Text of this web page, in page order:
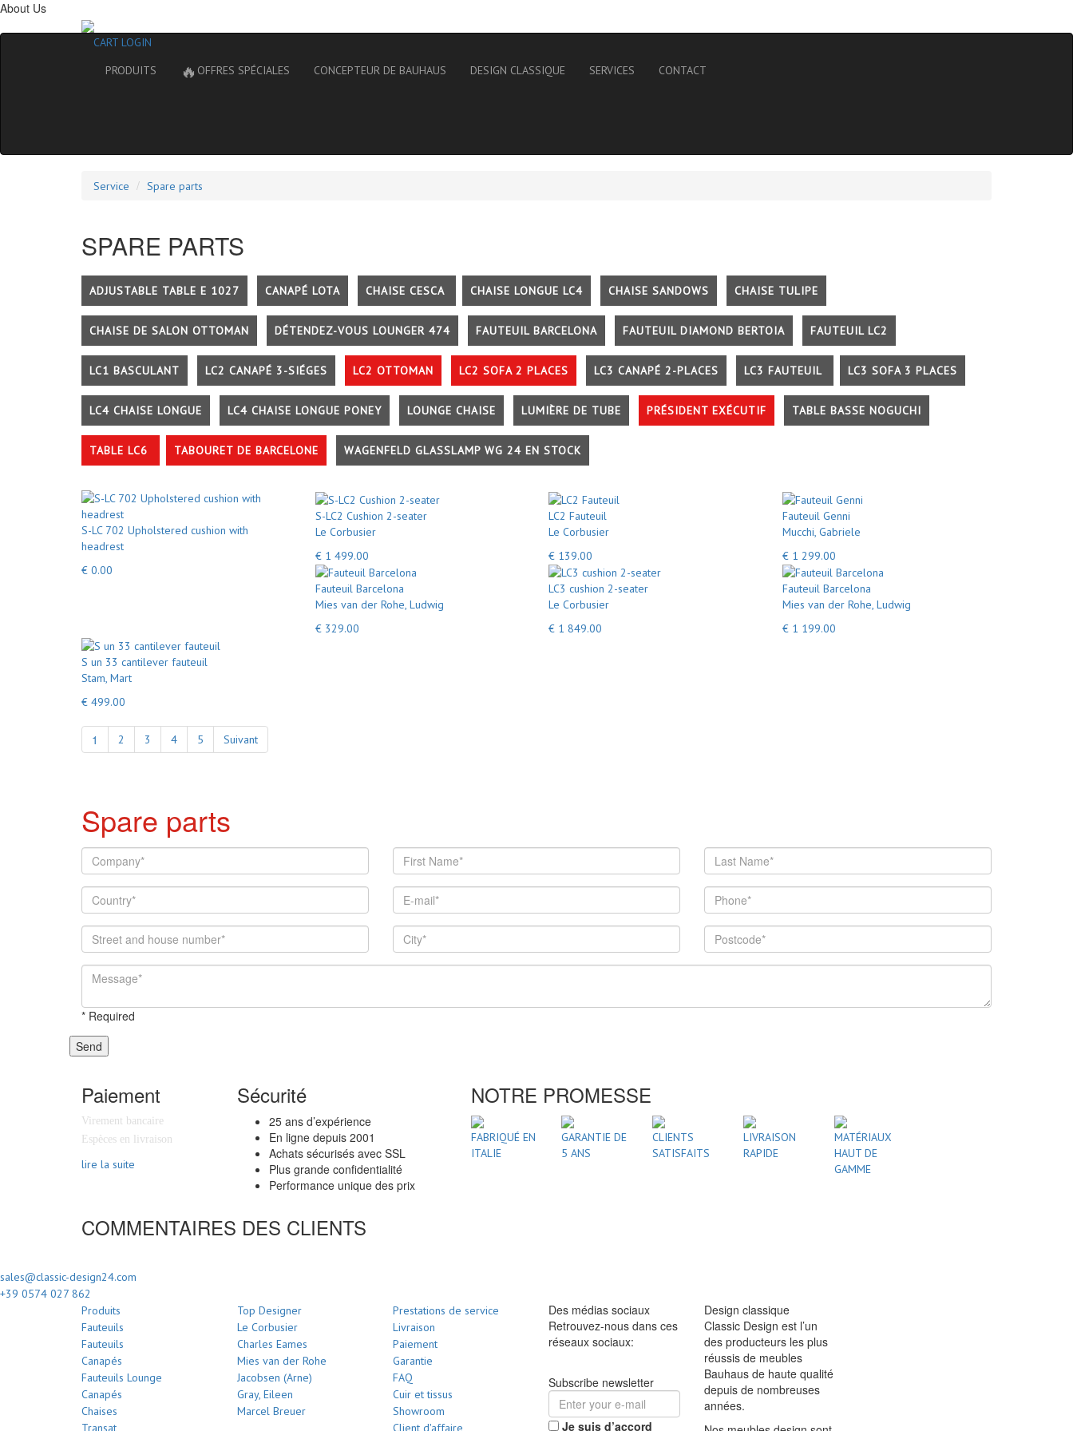
About Us
CART LOGIN
PRODUITS
🔥 OFFRES SPÉCIALES CONCEPTEUR DE BAUHAUS DESIGN CLASSIQUE SERVICES CONTACT
Service Spare parts
SPARE PARTS
ADJUSTABLE TABLE E 1027 CANAPÉ LOTA CHAISE CESCA CHAISE LONGUE LC4 CHAISE SANDOWS CHAISE TULIPE
CHAISE DE SALON OTTOMAN DÉTENDEZ-VOUS LOUNGER 474 FAUTEUIL BARCELONA FAUTEUIL DIAMOND BERTOIA FAUTEUIL LC2
LC1 BASCULANT LC2 CANAPÉ 3-SIÉGES LC2 OTTOMAN LC2 SOFA 2 PLACES LC3 CANAPÉ 2-PLACES LC3 FAUTEUIL LC3 SOFA 3 PLACES
LC4 CHAISE LONGUE LC4 CHAISE LONGUE PONEY LOUNGE CHAISE LUMIÈRE DE TUBE PRÉSIDENT EXÉCUTIF TABLE BASSE NOGUCHI
TABLE LC6 TABOURET DE BARCELONE WAGENFELD GLASSLAMP WG 24 EN STOCK
S-LC 702 Upholstered cushion with
headrest
€ 0.00
S-LC2 Cushion 2-seater
Le Corbusier
€ 1 499.00
LC2 Fauteuil
Le Corbusier
€ 139.00
Fauteuil Genni
Mucchi, Gabriele
€ 1 299.00
Fauteuil Barcelona
Mies van der Rohe, Ludwig
€ 329.00
LC3 cushion 2-seater
Le Corbusier
€ 1 849.00
Fauteuil Barcelona
Mies van der Rohe, Ludwig
€ 1 199.00
S un 33 cantilever fauteuil
Stam, Mart
€ 499.00
1 2 3 4 5 Suivant
Spare parts
* Required
Send
Paiement
Virement bancaire
Espèces en livraison
lire la suite
Sécurité
25 ans d’expérience
En ligne depuis 2001
Achats sécurisés avec SSL
Plus grande confidentialité
Performance unique des prix
NOTRE PROMESSE
FABRIQUÉ EN
ITALIE
GARANTIE DE
5 ANS
CLIENTS
SATISFAITS
LIVRAISON
RAPIDE
MATÉRIAUX
HAUT DE
GAMME
COMMENTAIRES DES CLIENTS
sales@classic-design24.com
+39 0574 027 862
Produits
Fauteuils
Fauteuils
Canapés
Fauteuils Lounge
Canapés
Chaises
Transat
Top Designer
Le Corbusier
Charles Eames
Mies van der Rohe
Jacobsen (Arne)
Gray, Eileen
Marcel Breuer
Prestations de service
Livraison
Paiement
Garantie
FAQ
Cuir et tissus
Showroom
Client d'affaire
Des médias sociaux
Retrouvez-nous dans ces
réseaux sociaux:
Subscribe newsletter
Je suis d’accord
Design classique
Classic Design est l’un
des producteurs les plus
réussis de meubles
Bauhaus de haute qualité
depuis de nombreuses
années.